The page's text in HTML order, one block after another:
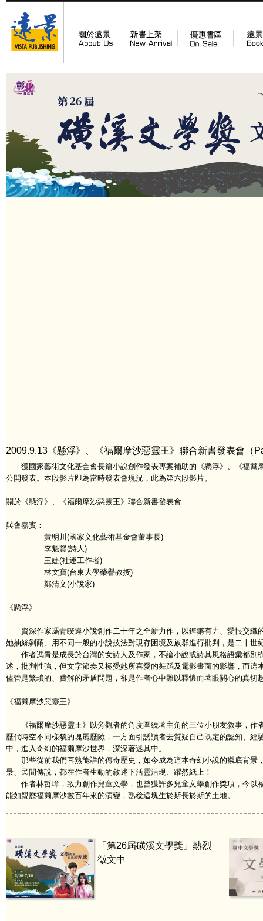
2009.9.13《懸浮》、《福爾摩沙惡靈王》聯合新書發表會（
獲國家藝術文化基金會長篇小說創作發表專案補助的《懸浮》、《福爾
公開發表。本段影片即為當時發表會現況，此為第六段影片。
關於《懸浮》、《福爾摩沙惡靈王》聯合新書發表會……
與會嘉賓：
黃明川(國家文化藝術基金會董事長)
李魁賢(詩人)
王婕(社運工作者)
林文寶(台東大學榮譽教授)
鄭清文(小說家)
《懸浮》
資深作家馮青睽違小說創作二十年之全新力作，以鏗鏘有力、愛恨交織
她抽絲剝繭、用不同一般的小說技法對現存困境及族群進行批判，是二十世
作者馮青是成長於台灣的女詩人及作家，不論小說或詩其風格語彙都別
述，批判性強，但文字節奏又極受她所喜愛的舞蹈及電影畫面的影響，而
儘管是繁瑣的、費解的矛盾問題，卻是作者心中難以釋懷而著眼關心的真切
《福爾摩沙惡靈王》
《福爾摩沙惡靈王》以旁觀者的角度圍繞著主角的三位小朋友敘事，作
歷代時空不同樣貌的瑰麗歷險，一方面引誘讀者去質疑自己既定的認知、
中，進入奇幻的福爾摩沙世界，深深著迷其中。
那些從前我們耳熟能詳的傳奇歷史，如今成為這本奇幻小說的襯底背景
景、民間傳說，都在作者生動的敘述下活靈活現、躍然紙上！
作者林哲璋，致力創作兒童文學，也曾獲許多兒童文學創作獎項，今以
能如親歷福爾摩沙數百年來的演變，熟稔這塊生於斯長於斯的土地。
「第26屆磺溪文學獎」熱烈
徵文中